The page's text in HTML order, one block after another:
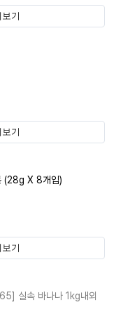
기
기
(28g X 8개입)
기
실속 바나나 1kg내외